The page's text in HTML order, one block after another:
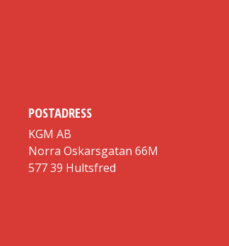
POSTADRESS
KGM AB
Norra Oskarsgatan 66M
577 39 Hultsfred